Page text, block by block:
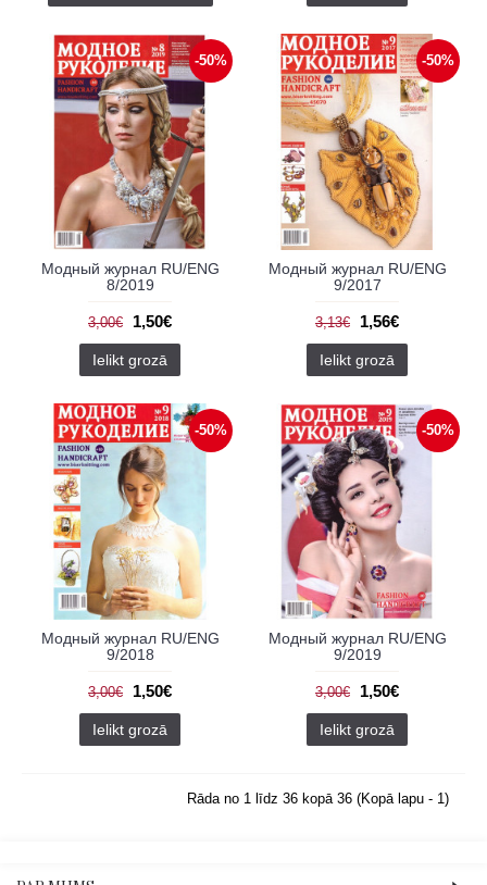
-50%
Модный журнал RU/ENG
8/2019
3,00€ 1,50€
Ielikt grozā
-50%
Модный журнал RU/ENG
9/2017
3,13€ 1,56€
Ielikt grozā
-50%
Модный журнал RU/ENG
9/2018
3,00€ 1,50€
Ielikt grozā
-50%
Модный журнал RU/ENG
9/2019
3,00€ 1,50€
Ielikt grozā
Rāda no 1 līdz 36 kopā 36 (Kopā lapu - 1)